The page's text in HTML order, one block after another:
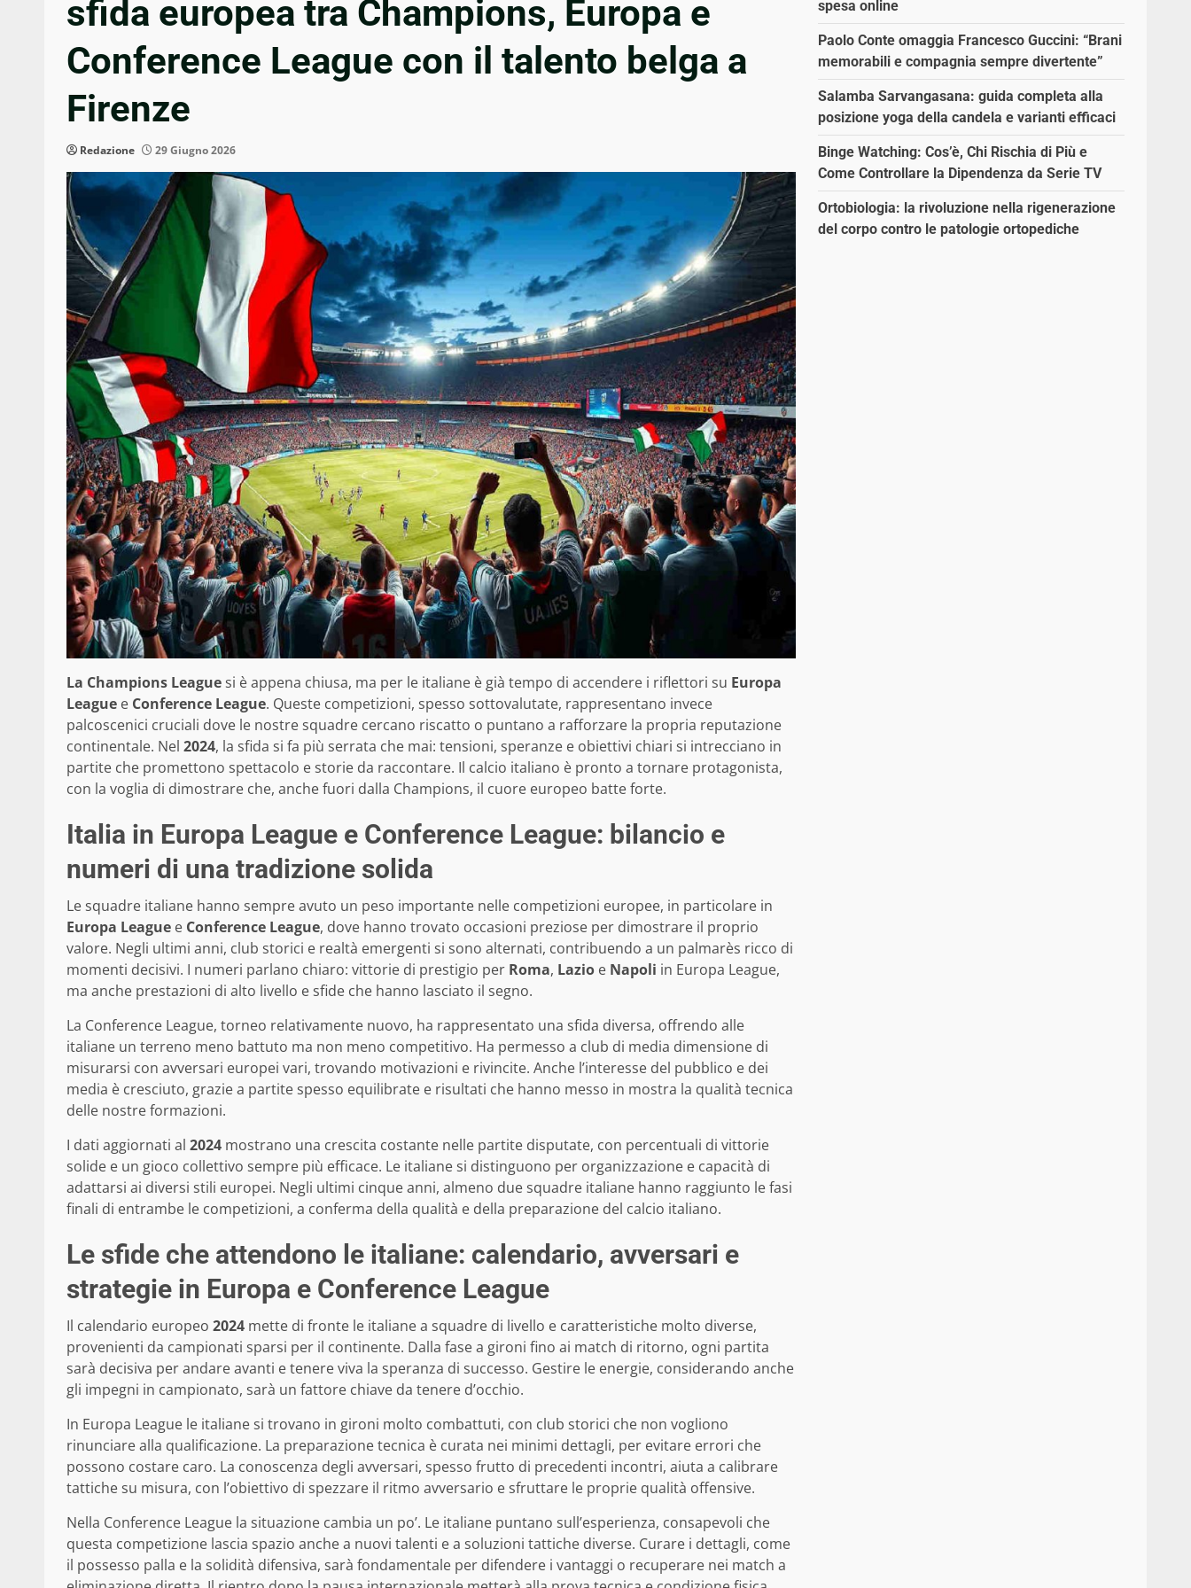
sfida europea tra Champions, Europa e
Conference League con il talento belga a
Firenze
Redazione 29 Giugno 2026
La Champions Leaguesi è appena chiusa, ma per le italiane è già tempo di accendere i riflettori su Europa
League e Conference League. Queste competizioni, spesso sottovalutate, rappresentano invece
palcoscenici cruciali dove le nostre squadre cercano riscatto o puntano a rafforzare la propria reputazione
continentale. Nel 2024, la sfida si fa più serrata che mai: tensioni, speranze e obiettivi chiari si intrecciano in
partite che promettono spettacolo e storie da raccontare. Il calcio italiano è pronto a tornare protagonista,
con la voglia di dimostrare che, anche fuori dalla Champions, il cuore europeo batte forte.
Italia in Europa League e Conference League: bilancio e
numeri di una tradizione solida
Le squadre italiane hanno sempre avuto un peso importante nelle competizioni europee, in particolare in
Europa League e Conference League, dove hanno trovato occasioni preziose per dimostrare il proprio
valore. Negli ultimi anni, club storici e realtà emergenti si sono alternati, contribuendo a un palmarès ricco di
momenti decisivi. I numeri parlano chiaro: vittorie di prestigio per Roma, Lazio e Napoli in Europa League,
ma anche prestazioni di alto livello e sfide che hanno lasciato il segno.
La Conference League, torneo relativamente nuovo, ha rappresentato una sfida diversa, offrendo alle
italiane un terreno meno battuto ma non meno competitivo. Ha permesso a club di media dimensione di
misurarsi con avversari europei vari, trovando motivazioni e rivincite. Anche l’interesse del pubblico e dei
media è cresciuto, grazie a partite spesso equilibrate e risultati che hanno messo in mostra la qualità tecnica
delle nostre formazioni.
I dati aggiornati al 2024 mostrano una crescita costante nelle partite disputate, con percentuali di vittorie
solide e un gioco collettivo sempre più efficace. Le italiane si distinguono per organizzazione e capacità di
adattarsi ai diversi stili europei. Negli ultimi cinque anni, almeno due squadre italiane hanno raggiunto le fasi
finali di entrambe le competizioni, a conferma della qualità e della preparazione del calcio italiano.
Le sfide che attendono le italiane: calendario, avversari e
strategie in Europa e Conference League
Il calendario europeo 2024 mette di fronte le italiane a squadre di livello e caratteristiche molto diverse,
provenienti da campionati sparsi per il continente. Dalla fase a gironi fino ai match di ritorno, ogni partita
sarà decisiva per andare avanti e tenere viva la speranza di successo. Gestire le energie, considerando anche
gli impegni in campionato, sarà un fattore chiave da tenere d’occhio.
In Europa League le italiane si trovano in gironi molto combattuti, con club storici che non vogliono
rinunciare alla qualificazione. La preparazione tecnica è curata nei minimi dettagli, per evitare errori che
possono costare caro. La conoscenza degli avversari, spesso frutto di precedenti incontri, aiuta a calibrare
tattiche su misura, con l’obiettivo di spezzare il ritmo avversario e sfruttare le proprie qualità offensive.
Nella Conference League la situazione cambia un po’. Le italiane puntano sull’esperienza, consapevoli che
questa competizione lascia spazio anche a nuovi talenti e a soluzioni tattiche diverse. Curare i dettagli, come
il possesso palla e la solidità difensiva, sarà fondamentale per difendere i vantaggi o recuperare nei match a
spesa online
Paolo Conte omaggia Francesco Guccini: “Brani
memorabili e compagnia sempre divertente”
Salamba Sarvangasana: guida completa alla
posizione yoga della candela e varianti efficaci
Binge Watching: Cos’è, Chi Rischia di Più e
Come Controllare la Dipendenza da Serie TV
Ortobiologia: la rivoluzione nella rigenerazione
del corpo contro le patologie ortopediche